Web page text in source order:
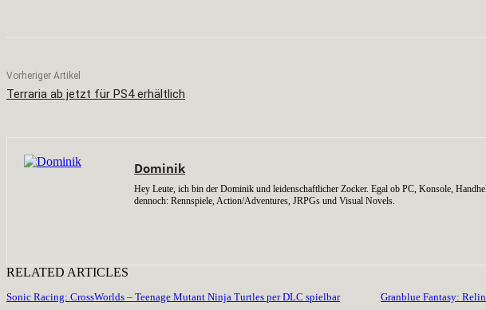
Vorheriger Artikel
Terraria ab jetzt für PS4 erhältlich
Dominik
Hey Leute, ich bin der Dominik und leidenschaftlicher Zocker. Egal ob PC, Konsole,
dennoch: Rennspiele, Action/Adventures, JRPGs und Visual Novels.
RELATED ARTICLES
Sonic Racing: CrossWorlds – Teenage Mutant Ninja Turtles per DLC spielbar Granblue Fantasy: